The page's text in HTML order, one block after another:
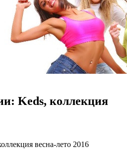
Keds, коллекция
весна-лето 2016